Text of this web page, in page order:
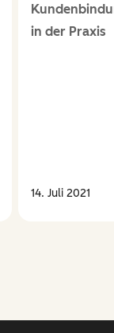
in der Praxis
14. Juli 2021